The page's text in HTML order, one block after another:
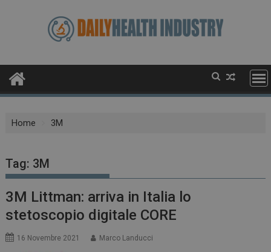
Home 3M
Tag: 3M
3M Littman: arriva in Italia lo
stetoscopio digitale CORE
16 Novembre 2021 Marco Landucci